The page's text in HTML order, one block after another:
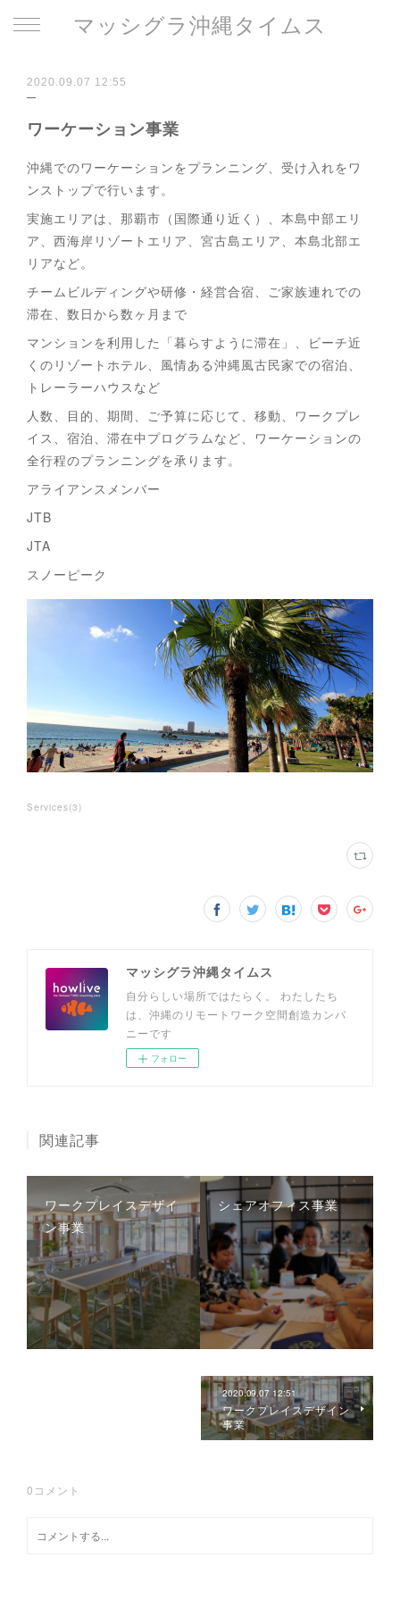
マッシグラ沖縄タイムス
2020.09.07 12:55
ワーケーション事業
沖縄でのワーケーションをプランニング、受け入れをワ
ンストップで行います。
実施エリアは、那覇市（国際通り近く）、本島中部エリ
ア、西海岸リゾートエリア、宮古島エリア、本島北部エ
リアなど。
チームビルディングや研修・経営合宿、ご家族連れでの
滞在、数日から数ヶ月まで
マンションを利用した「暮らすように滞在」、ビーチ近
くのリゾートホテル、風情ある沖縄風古民家での宿泊、
トレーラーハウスなど
人数、目的、期間、ご予算に応じて、移動、ワークプレ
イス、宿泊、滞在中プログラムなど、ワーケーションの
全行程のプランニングを承ります。
アライアンスメンバー
JTB
JTA
スノーピーク
Services(3)
マッシグラ沖縄タイムス
自分らしい場所ではたらく。 わたしたち
は、沖縄のリモートワーク空間創造カンパ
ニーです
フォロー
関連記事
ワークプレイスデザイ
ン事業
シェアオフィス事業
2020.09.07 12:51
ワークプレイスデザイン
事業
0 コメント